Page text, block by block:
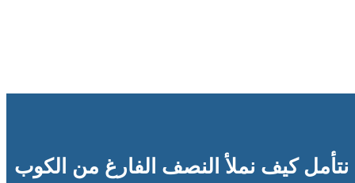
نتأمل كيف نملأ النصف الفارغ من الكوب